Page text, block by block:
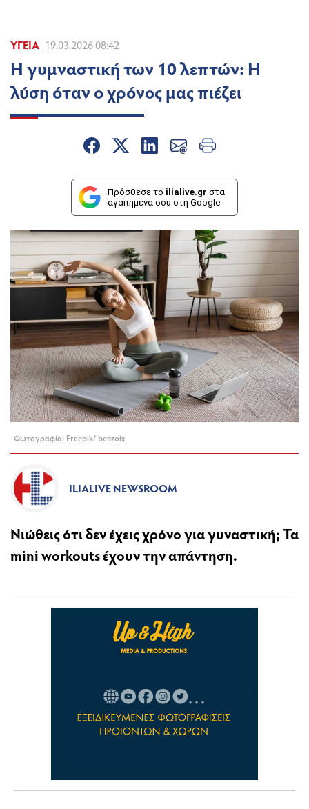
ΥΓΕΊΑ 19.03.2026 08:42
Η γυμναστική των 10 λεπτών: Η
λύση όταν ο χρόνος μας πιέζει
Πρόσθεσε το ilialive.gr στα
αγαπημένα σου στη Google
Φωτογραφία: Freepik/ benzoix
ILIALIVE NEWSROOM
Νιώθεις ότι δεν έχεις χρόνο για γυναστική; Τα
mini workouts έχουν την απάντηση.